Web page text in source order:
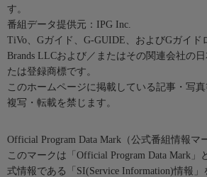
す。
番組データ提供元：IPG Inc.
TiVo、Gガイド、G-GUIDE、およびGガイド
Brands LLCおよび／またはその関連会社の
たは登録商標です。
このホームページに掲載している記事・写
複写・転載を禁じます。
Official Program Data Mark（公式番組情報マ
このマークは「Official Program Data Mark」
式情報である「SI(Service Information)情報